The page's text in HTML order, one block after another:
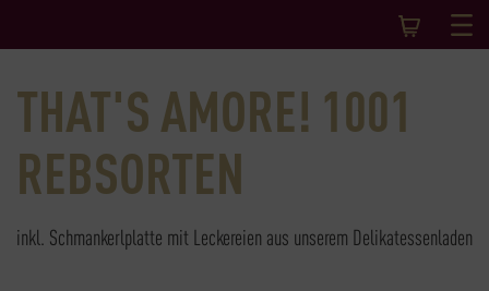
THAT'S AMORE! 1001
REBSORTEN
inkl. Schmankerlplatte mit Leckereien aus unserem Delikatessenladen